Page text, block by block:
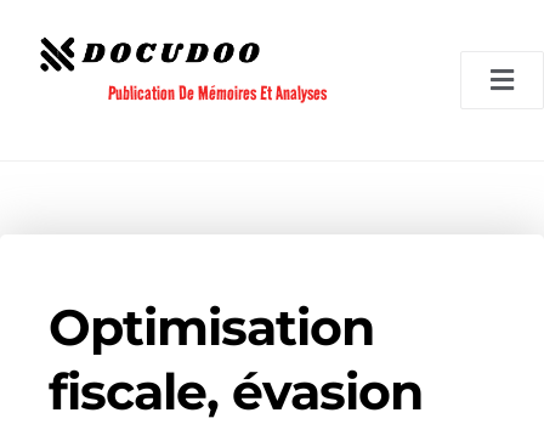
contenu
Publication De Mémoires Et Analyses
Optimisation
fiscale, évasion